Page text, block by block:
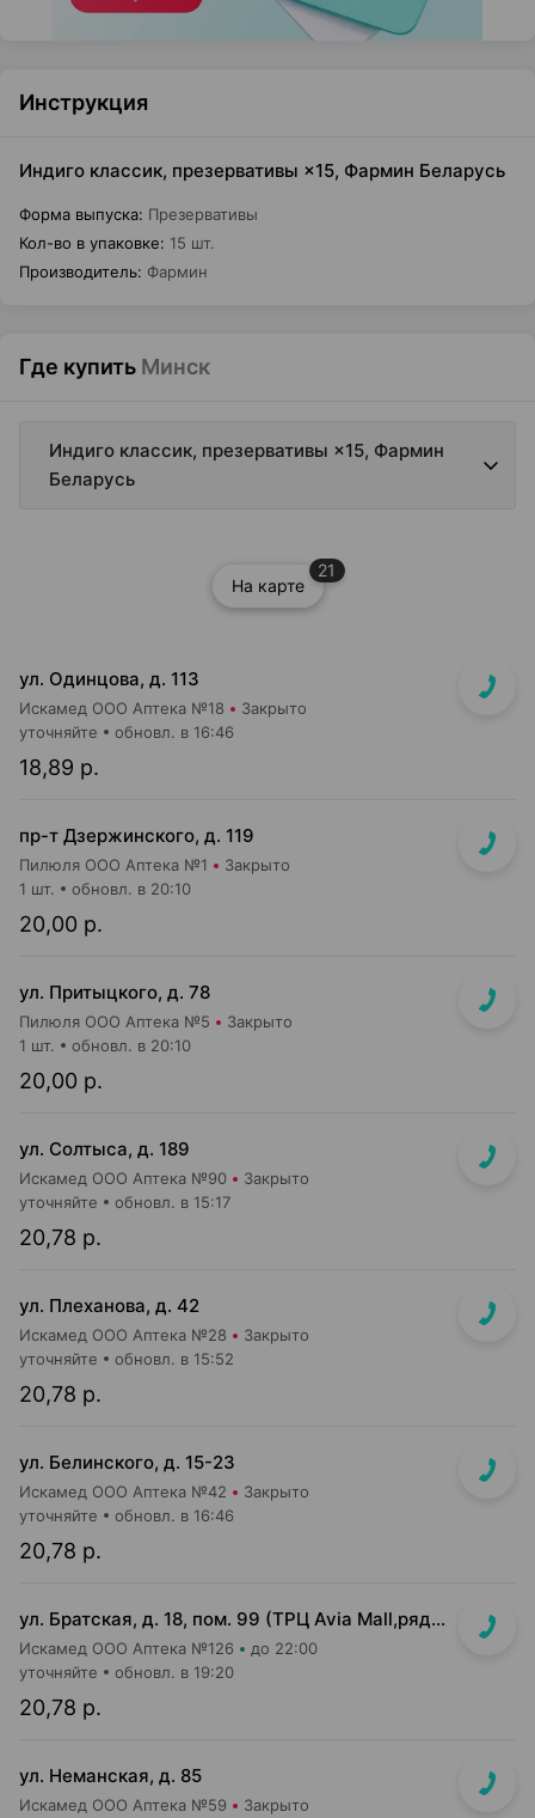
Инструкция
Индиго классик, презервативы ×15, Фармин Беларусь
Форма выпуска: Презервативы
Кол-во в упаковке: 15 шт.
Производитель: Фармин
Где купить Минск
Индиго классик, презервативы ×15, Фармин
Беларусь
На карте
21
ул. Одинцова, д. 113
Искамед ООО Аптека №18 Закрыто
18,89 р.
уточняйте обновл. в 16:46
пр-т Дзержинского, д. 119
Пилюля ООО Аптека №1 Закрыто
20,00 р.
1 шт. обновл. в 20:10
ул. Притыцкого, д. 78
Пилюля ООО Аптека №5 Закрыто
20,00 р.
1 шт. обновл. в 20:10
ул. Солтыса, д. 189
Искамед ООО Аптека №90 Закрыто
20,78 р.
уточняйте обновл. в 15:17
ул. Плеханова, д. 42
Искамед ООО Аптека №28 Закрыто
20,78 р.
уточняйте обновл. в 15:52
ул. Белинского, д. 15-23
Искамед ООО Аптека №42 Закрыто
20,78 р.
уточняйте обновл. в 16:46
ул. Братская, д. 18, пом. 99 (ТРЦ Avia Mall,рядом с гипермаркетом Green)
Искамед ООО Аптека №126 до 22:00
20,78 р.
уточняйте обновл. в 19:20
ул. Неманская, д. 85
Искамед ООО Аптека №59 Закрыто